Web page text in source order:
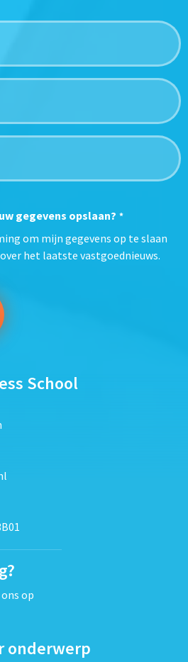
gegevens opslaan? *
om mijn gegevens op te slaan
het laatste vastgoednieuws.
School
op
onderwerp